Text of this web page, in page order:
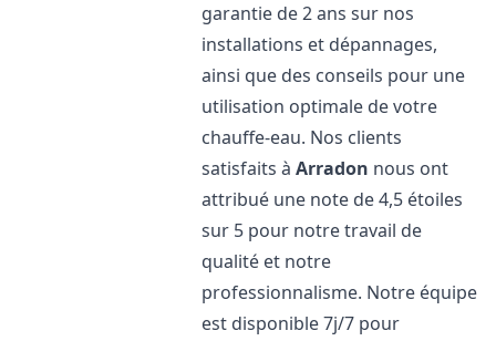
garantie de 2 ans sur nos
installations et dépannages,
ainsi que des conseils pour une
utilisation optimale de votre
chauffe-eau. Nos clients
satisfaits àArradon nous ont
attribué une note de 4,5 étoiles
sur 5 pour notre travail de
qualité et notre
professionnalisme. Notre équipe
est disponible 7j/7 pour